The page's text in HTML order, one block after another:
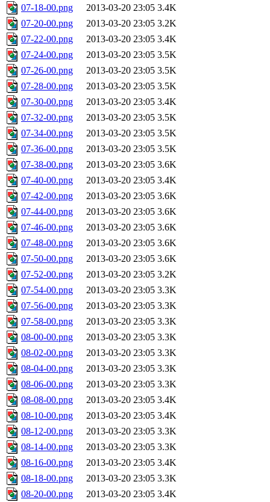
07-18-00.png
2013-03-20 23:05 3.4K
07-20-00.png
2013-03-20 23:05 3.2K
07-22-00.png
2013-03-20 23:05 3.4K
07-24-00.png
2013-03-20 23:05 3.5K
07-26-00.png
2013-03-20 23:05 3.5K
07-28-00.png
2013-03-20 23:05 3.5K
07-30-00.png
2013-03-20 23:05 3.4K
07-32-00.png
2013-03-20 23:05 3.5K
07-34-00.png
2013-03-20 23:05 3.5K
07-36-00.png
2013-03-20 23:05 3.5K
07-38-00.png
2013-03-20 23:05 3.6K
07-40-00.png
2013-03-20 23:05 3.4K
07-42-00.png
2013-03-20 23:05 3.6K
07-44-00.png
2013-03-20 23:05 3.6K
07-46-00.png
2013-03-20 23:05 3.6K
07-48-00.png
2013-03-20 23:05 3.6K
07-50-00.png
2013-03-20 23:05 3.6K
07-52-00.png
2013-03-20 23:05 3.2K
07-54-00.png
2013-03-20 23:05 3.3K
07-56-00.png
2013-03-20 23:05 3.3K
07-58-00.png
2013-03-20 23:05 3.3K
08-00-00.png
2013-03-20 23:05 3.3K
08-02-00.png
2013-03-20 23:05 3.3K
08-04-00.png
2013-03-20 23:05 3.3K
08-06-00.png
2013-03-20 23:05 3.3K
08-08-00.png
2013-03-20 23:05 3.4K
08-10-00.png
2013-03-20 23:05 3.4K
08-12-00.png
2013-03-20 23:05 3.3K
08-14-00.png
2013-03-20 23:05 3.3K
08-16-00.png
2013-03-20 23:05 3.4K
08-18-00.png
2013-03-20 23:05 3.3K
08-20-00.png
2013-03-20 23:05 3.4K